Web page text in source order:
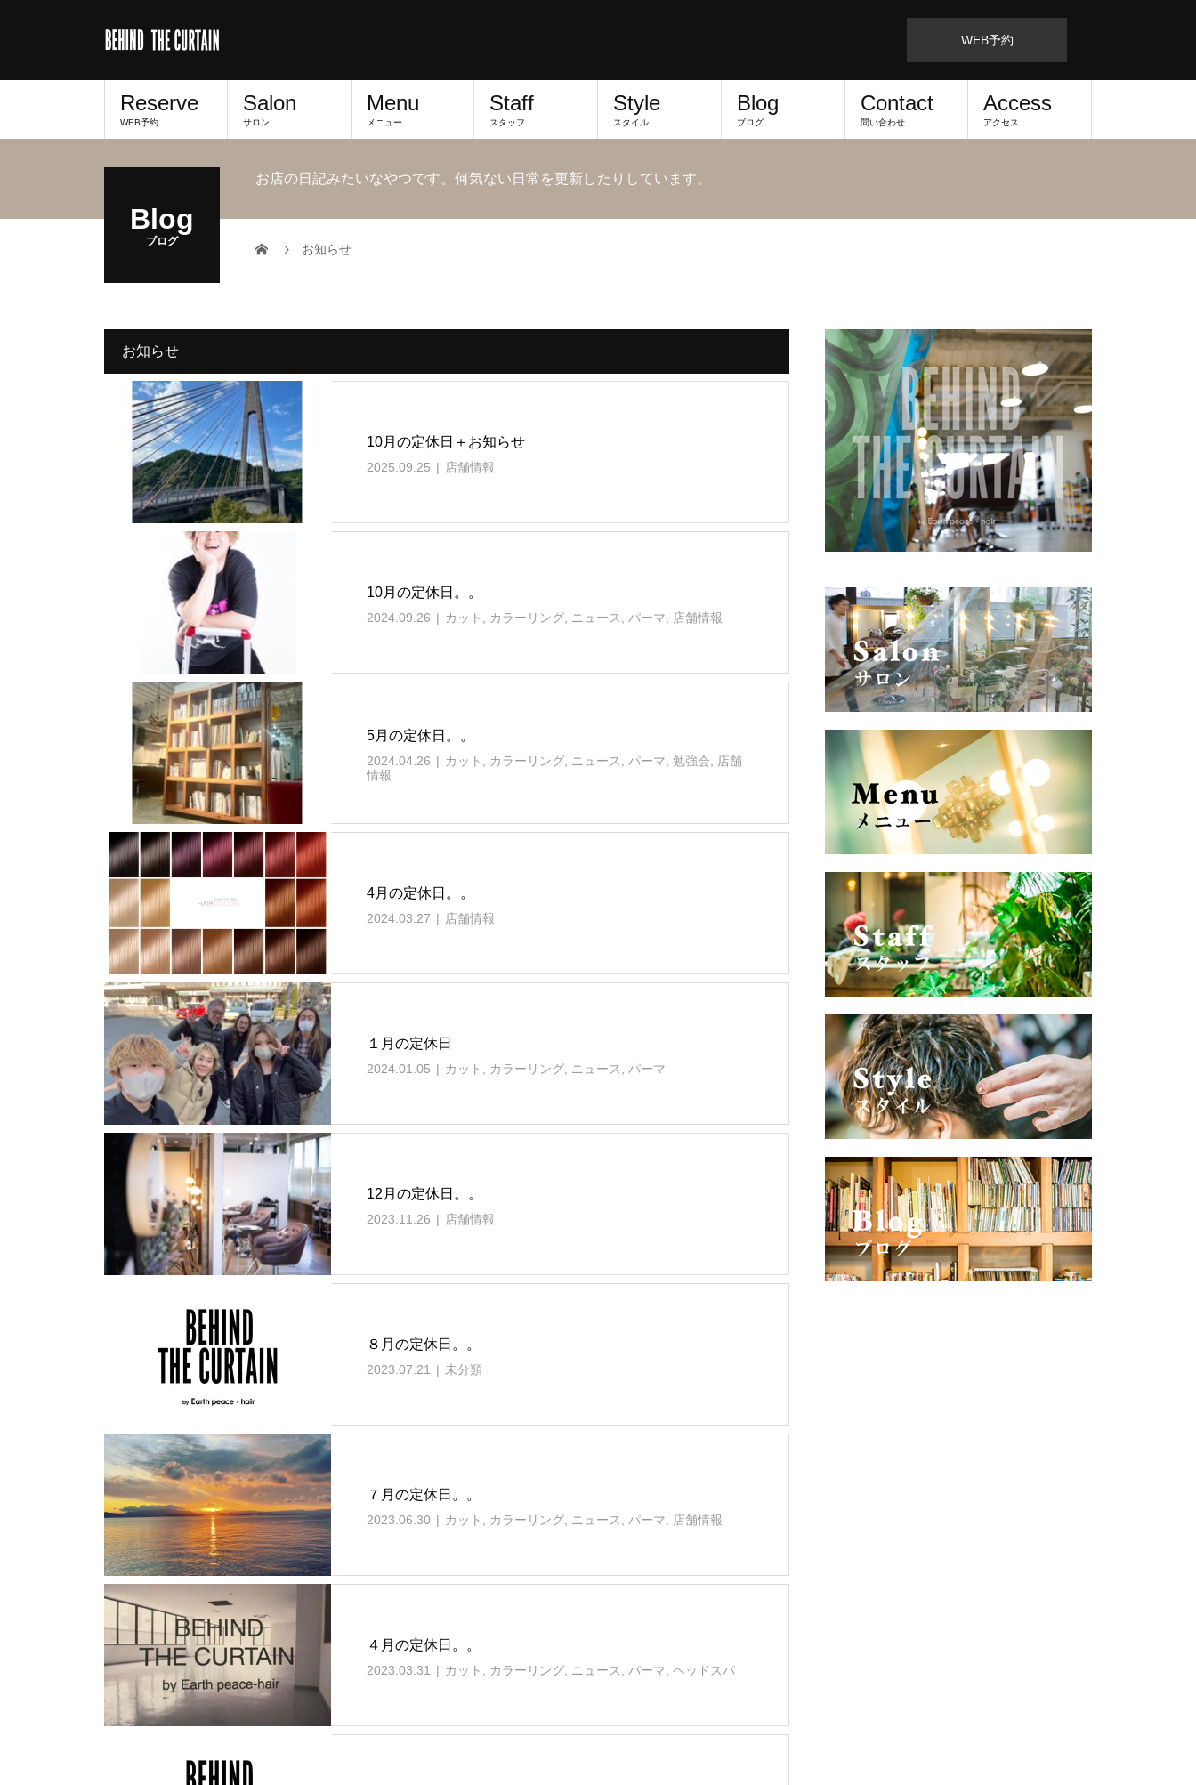
WEB予約
Reserve
WEB予約
Salon
サロン
Menu
メニュー
Staff
スタッフ
Style
スタイル
Blog
ブログ
Contact
問い合わせ
Access
アクセス
Blog
ブログ
お店の日記みたいなやつです。何気ない日常を更新したりしています。
お知らせ
お知らせ
10月の定休日＋お知らせ
2025.09.25 店舗情報
10月の定休日。。
2024.09.26 カット カラーリング, ニュース パーマ 店舗情報
5月の定休日。。
2024.04.26 カット カラーリング, ニュース パーマ 勉強会
店舗
情報
4月の定休日。。
2024.03.27 店舗情報
１月の定休日
2024.01.05 カット カラーリング, ニュース パーマ
12月の定休日。。
2023.11.26 店舗情報
８月の定休日。。
2023.07.21 未分類
７月の定休日。。
2023.06.30 カット カラーリング, ニュース パーマ 店舗情報
４月の定休日。。
2023.03.31 カット カラーリング, ニュース パーマ ヘッドスパ